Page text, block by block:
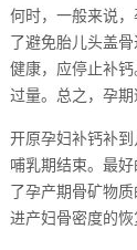
何时，一般来说
了避免胎儿头盖
健康，应停止补
过量。总之，孕期
开原孕妇补钙补
哺乳期结束。最
了孕产期骨矿物
进产妇骨密度的恢